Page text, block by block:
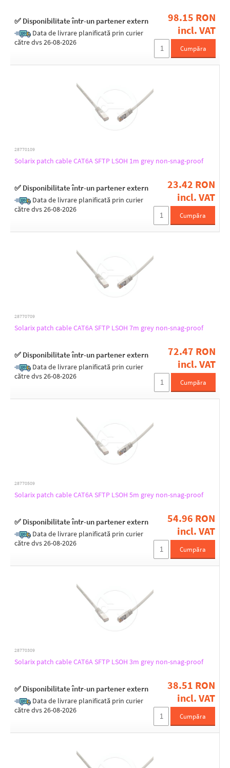
✅ Disponibilitate într-un partener extern
Data de livrare planificată prin curier
către dvs 26-08-2026
98.15 RON
incl. VAT
Cumpăra
28770109
Solarix patch cable CAT6A SFTP LSOH 1m grey non-snag-proof
✅ Disponibilitate într-un partener extern
Data de livrare planificată prin curier
către dvs 26-08-2026
23.42 RON
incl. VAT
Cumpăra
28770709
Solarix patch cable CAT6A SFTP LSOH 7m grey non-snag-proof
✅ Disponibilitate într-un partener extern
Data de livrare planificată prin curier
către dvs 26-08-2026
72.47 RON
incl. VAT
Cumpăra
28770509
Solarix patch cable CAT6A SFTP LSOH 5m grey non-snag-proof
✅ Disponibilitate într-un partener extern
Data de livrare planificată prin curier
către dvs 26-08-2026
54.96 RON
incl. VAT
Cumpăra
28770309
Solarix patch cable CAT6A SFTP LSOH 3m grey non-snag-proof
✅ Disponibilitate într-un partener extern
Data de livrare planificată prin curier
către dvs 26-08-2026
38.51 RON
incl. VAT
Cumpăra